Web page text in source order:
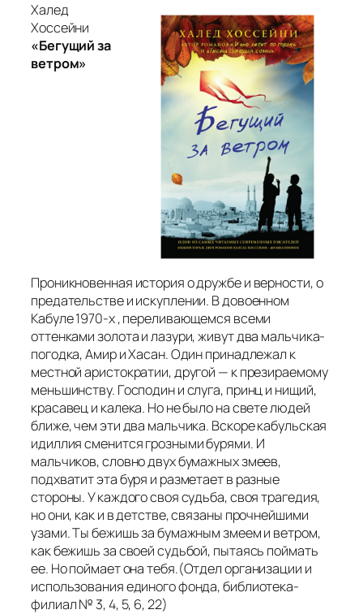
Халед
Хоссейни
«Бегущий за
ветром»
Проникновенная история о дружбе и верности, о
предательстве и искуплении. В довоенном
Кабуле 1970-х , переливающемся всеми
оттенками золота и лазури, живут два мальчика-
погодка, Амир и Хасан. Один принадлежал к
местной аристократии, другой — к презираемому
меньшинству. Господин и слуга, принц и нищий,
красавец и калека. Но не было на свете людей
ближе, чем эти два мальчика. Вскоре кабульская
идиллия сменится грозными бурями. И
мальчиков, словно двух бумажных змеев,
подхватит эта буря и разметает в разные
стороны. У каждого своя судьба, своя трагедия,
но они, как и в детстве, связаны прочнейшими
узами. Ты бежишь за бумажным змеем и ветром,
как бежишь за своей судьбой, пытаясь поймать
ее. Но поймает она тебя.(Отдел организации и
использования единого фонда, библиотека-
филиал № 3, 4, 5, 6, 22)